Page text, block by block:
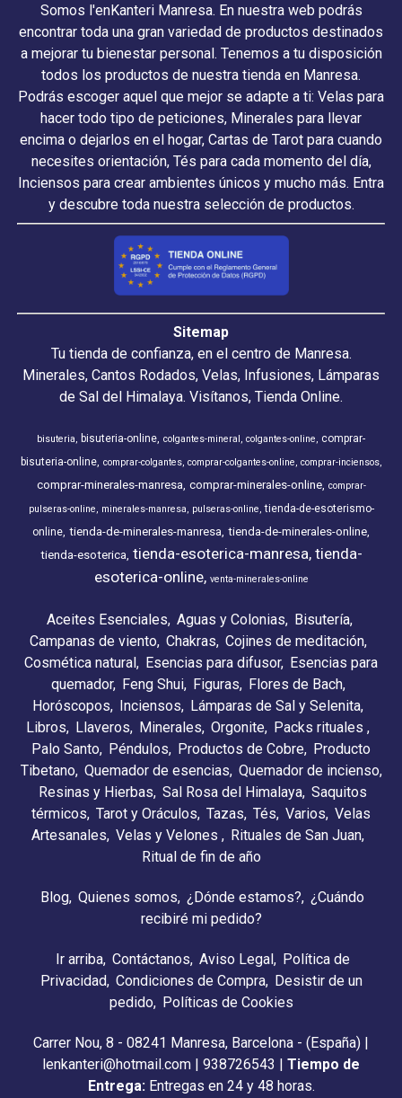
Somos l'enKanteri Manresa. En nuestra web podrás
encontrar toda una gran variedad de productos destinados
a mejorar tu bienestar personal. Tenemos a tu disposición
todos los productos de nuestra tienda en Manresa.
Podrás escoger aquel que mejor se adapte a ti: Velas para
hacer todo tipo de peticiones, Minerales para llevar
encima o dejarlos en el hogar, Cartas de Tarot para cuando
necesites orientación, Tés para cada momento del día,
Inciensos para crear ambientes únicos y mucho más. Entra
y descubre toda nuestra selección de productos.
Sitemap
Tu tienda de confianza, en el centro de Manresa.
Minerales, Cantos Rodados, Velas, Infusiones, Lámparas
de Sal del Himalaya. Visítanos, Tienda Online.
bisuteria bisuteria-online colgantes-mineral colgantes-online
comprar-
bisuteria-online comprar-colgantes comprar-colgantes-online comprar-inciensos
comprar-minerales-manresa comprar-minerales-online comprar-
pulseras-online
minerales-manresa pulseras-online tienda-de-esoterismo-
online tienda-de-minerales-manresa tienda-de-minerales-online
tienda-esoterica tienda-esoterica-manresa tienda-
esoterica-online venta-minerales-online
Aceites Esenciales Aguas y Colonias
Bisutería
Campanas de viento Chakras Cojines de meditación
Cosmética natural Esencias para difusor Esencias para
quemador
Feng Shui Figuras
Flores de Bach
Horóscopos
Inciensos
Lámparas de Sal y Selenita
Libros
Llaveros Minerales Orgonite Packs rituales
Palo Santo Péndulos Productos de Cobre Producto
Tibetano Quemador de esencias Quemador de incienso
Resinas y Hierbas Sal Rosa del Himalaya Saquitos
térmicos Tarot y Oráculos Tazas Tés Varios Velas
Artesanales Velas y Velones
Rituales de San Juan
Ritual de fin de año
Blog Quienes somos ¿Dónde estamos?
¿Cuándo
recibiré mi pedido?
Ir arriba Contáctanos Aviso Legal
Política de
Privacidad Condiciones de Compra
Desistir de un
pedido
Políticas de Cookies
Carrer Nou, 8 - 08241 Manresa, Barcelona - (España) |
lenkanteri@hotmail.com | 938726543 | Tiempo de
Entrega: Entregas en 24 y 48 horas.